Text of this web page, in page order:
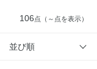
106点 （～点を表示）
並び順